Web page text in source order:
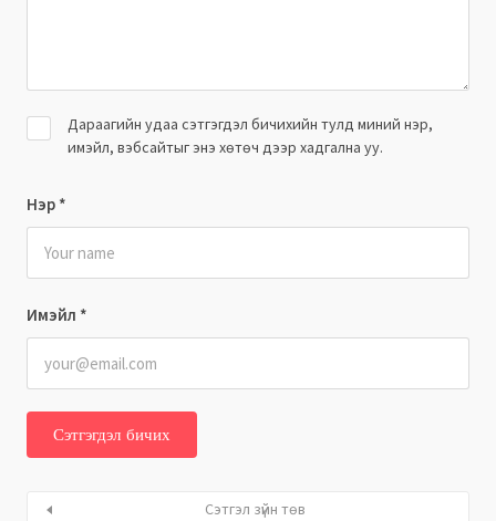
Нэр *
Имэйл *
Дараагийн удаа сэтгэгдэл бичихийн тулд миний нэр,
имэйл, вэбсайтыг энэ хөтөч дээр хадгална уу.
Сэтгэл зүйн төв